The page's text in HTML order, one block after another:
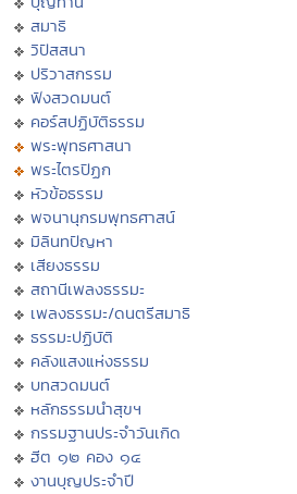
สมาธิ
วิปัสสนา
ปริวาสกรรม
ฟังสวดมนต์
คอร์สปฏิบัติธรรม
พระพุทธศาสนา
พระไตรปิฏก
หัวข้อธรรม
พจนานุกรมพุทธศาสน์
มิลินทปัญหา
เสียงธรรม
สถานีเพลงธรรมะ
เพลงธรรมะ/ดนตรีสมาธิ
ธรรมะปฏิบัติ
คลังแสงแห่งธรรม
บทสวดมนต์
หลักธรรมนำสุขฯ
กรรมฐานประจำวันเกิด
ฮีต ๑๒ คอง ๑๔
งานบุญประจำปี